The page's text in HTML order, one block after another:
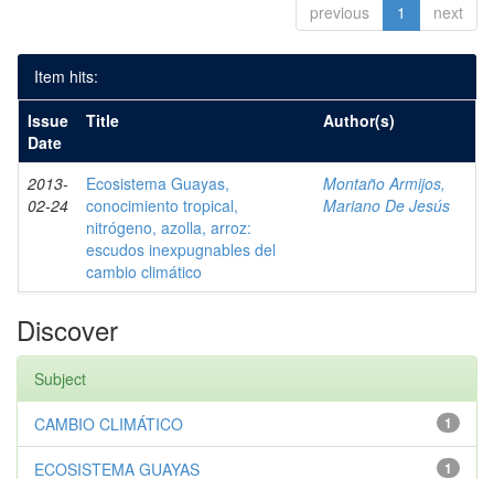
previous 1 next
Item hits:
Issue
Date
Title Author(s)
2013-
02-24
Ecosistema Guayas,
conocimiento tropical,
nitrógeno, azolla, arroz:
escudos inexpugnables del
cambio climático
Montaño Armijos,
Mariano De Jesús
Discover
Subject
1
CAMBIO CLIMÁTICO
1
ECOSISTEMA GUAYAS